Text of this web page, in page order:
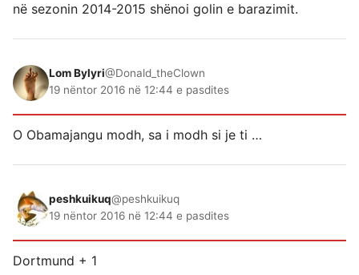
në sezonin 2014-2015 shënoi golin e barazimit.
Lom Bylyri@Donald_theClown
19 nëntor 2016 në 12:44 e pasdites
O Obamajangu modh, sa i modh si je ti …
peshkuikuq@peshkuikuq
19 nëntor 2016 në 12:44 e pasdites
Dortmund + 1